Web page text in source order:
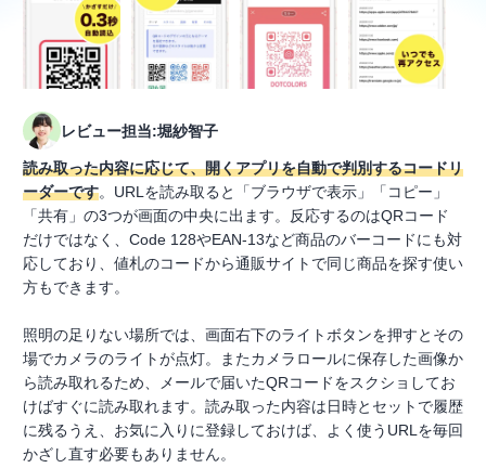
レビュー担当:堀紗智子
読み取った内容に応じて、開くアプリを自動で判別するコードリ
ーダーです。URLを読み取ると「ブラウザで表示」「コピー」
「共有」の3つが画面の中央に出ます。反応するのはQRコード
だけではなく、Code 128やEAN-13など商品のバーコードにも対
応しており、値札のコードから通販サイトで同じ商品を探す使い
方もできます。
照明の足りない場所では、画面右下のライトボタンを押すとその
場でカメラのライトが点灯。またカメラロールに保存した画像か
ら読み取れるため、メールで届いたQRコードをスクショしてお
けばすぐに読み取れます。読み取った内容は日時とセットで履歴
に残るうえ、お気に入りに登録しておけば、よく使うURLを毎回
かざし直す必要もありません。